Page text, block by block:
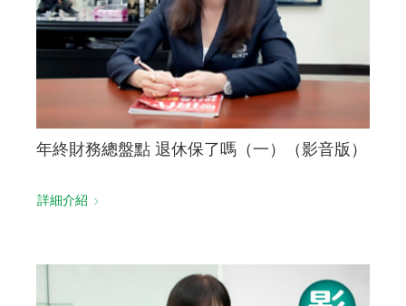
年終財務總盤點 退休保了嗎（一）（影音版）
詳細介紹